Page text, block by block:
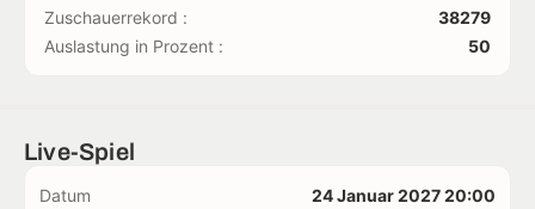
Zuschauerrekord :
38279
Auslastung in Prozent :
50
Live-Spiel
Datum 24 Januar 2027 20:00